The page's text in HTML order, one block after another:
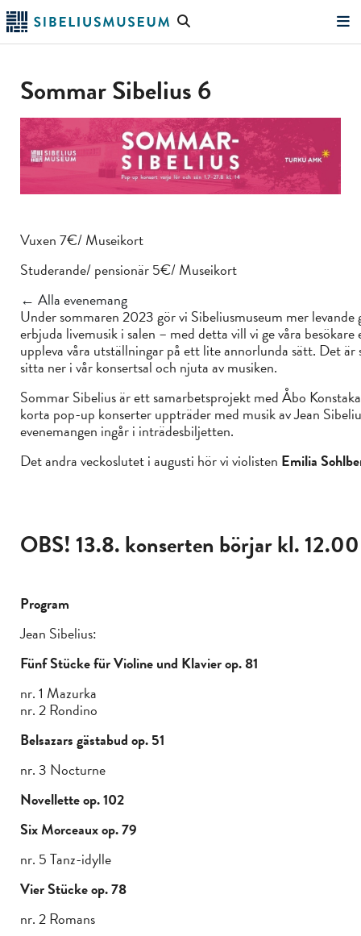
Hoppa
till
huvudinnehållet
Sök
Sommar Sibelius 6
Vuxen 7€/ Museikort
Studerande/ pensionär 5€/ Museikort
← Alla evenemang
Under sommaren 2023 gör vi Sibeliusmuseum mer levande
erbjuda livemusik i salen – med detta vill vi ge våra
uppleva våra utställningar på ett lite annorlunda sätt. Det
sitta ner i vår konsertsal och njuta av musiken.
Sommar Sibelius är ett samarbetsprojekt med Åbo
korta pop-up konserter uppträder med musik av Jean
evenemangen ingår i inträdesbiljetten.
Det andra veckoslutet i augusti hör vi violisten Emilia
OBS! 13.8. konserten börjar kl. 12.00
Program
Jean Sibelius:
Fünf Stücke für Violine und Klavier op. 81
nr. 1 Mazurka
nr. 2 Rondino
Belsazars gästabud op. 51
nr. 3 Nocturne
Novellette op. 102
Six Morceaux op. 79
nr. 5 Tanz-idylle
Vier Stücke op. 78
nr. 2 Romans